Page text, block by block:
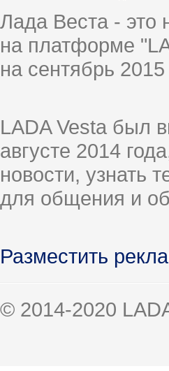
Лада Веста -
на платформе
на сентябрь
LADA Vesta был
августе 2014
новости, узнать
для общения и
Разместить
© 2014-2020